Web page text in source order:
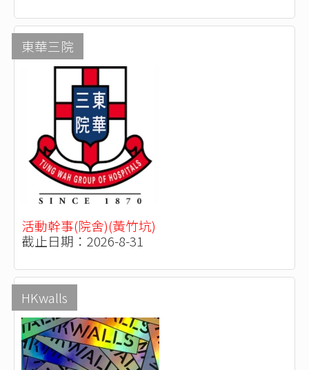
東華三院
活動幹事(院舍)(黃竹坑)
截止日期：2026-8-31
HKwalls